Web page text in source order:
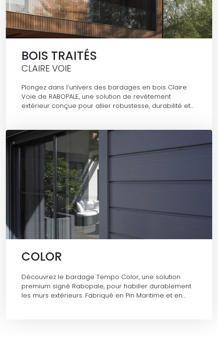
BOIS TRAITÉS
CLAIRE VOIE
Plongez dans l’univers des bardages en bois Claire
Voie de RABOPALE, une solution de revêtement
extérieur conçue pour allier robustesse, durabilité et…
COLOR
Découvrez le bardage Tempo Color, une solution
premium signé Rabopale, pour habiller durablement
les murs extérieurs. Fabriqué en Pin Maritime et en…